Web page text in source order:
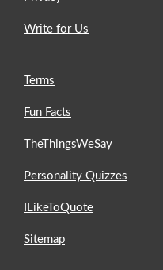
Write for Us
Terms
Fun Facts
TheThingsWeSay
Personality Quizzes
ILikeToQuote
Sitemap